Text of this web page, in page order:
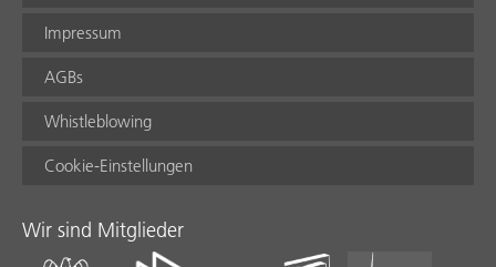
Impressum
AGBs
Whistleblowing
Cookie-Einstellungen
Wir sind Mitglieder